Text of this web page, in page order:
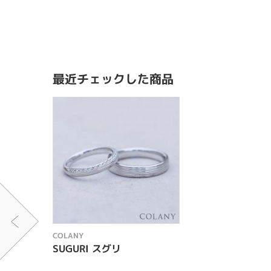
最近チェックした商品
COLANY
SUGURI スグリ